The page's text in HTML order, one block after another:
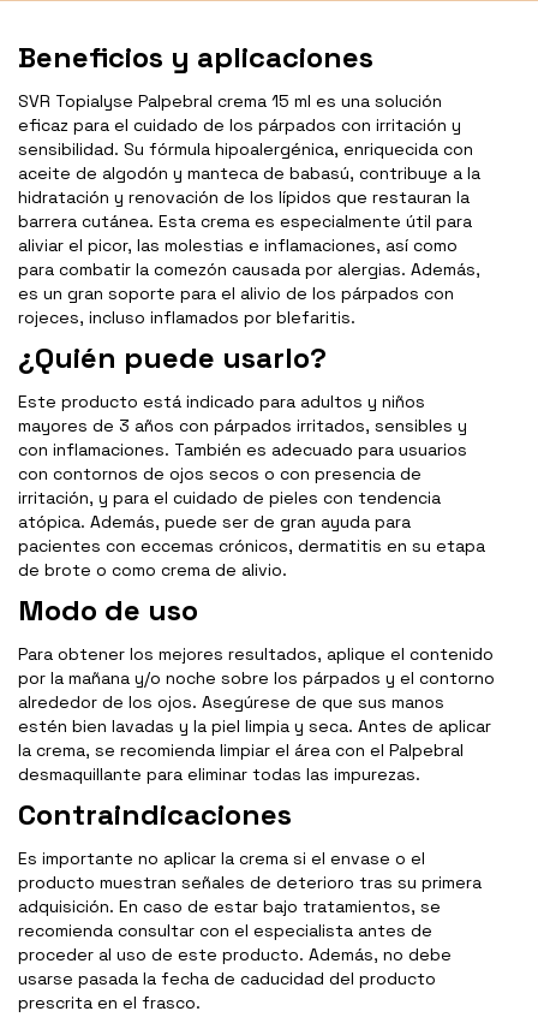
Beneficios y aplicaciones
SVR Topialyse Palpebral crema 15 ml es una solución
eficaz para el cuidado de los párpados con irritación y
sensibilidad. Su fórmula hipoalergénica, enriquecida con
aceite de algodón y manteca de babasú, contribuye a la
hidratación y renovación de los lípidos que restauran la
barrera cutánea. Esta crema es especialmente útil para
aliviar el picor, las molestias e inflamaciones, así como
para combatir la comezón causada por alergias. Además,
es un gran soporte para el alivio de los párpados con
rojeces, incluso inflamados por blefaritis.
¿Quién puede usarlo?
Este producto está indicado para adultos y niños
mayores de 3 años con párpados irritados, sensibles y
con inflamaciones. También es adecuado para usuarios
con contornos de ojos secos o con presencia de
irritación, y para el cuidado de pieles con tendencia
atópica. Además, puede ser de gran ayuda para
pacientes con eccemas crónicos, dermatitis en su etapa
de brote o como crema de alivio.
Modo de uso
Para obtener los mejores resultados, aplique el contenido
por la mañana y/o noche sobre los párpados y el contorno
alrededor de los ojos. Asegúrese de que sus manos
estén bien lavadas y la piel limpia y seca. Antes de aplicar
la crema, se recomienda limpiar el área con el Palpebral
desmaquillante para eliminar todas las impurezas.
Contraindicaciones
Es importante no aplicar la crema si el envase o el
producto muestran señales de deterioro tras su primera
adquisición. En caso de estar bajo tratamientos, se
recomienda consultar con el especialista antes de
proceder al uso de este producto. Además, no debe
usarse pasada la fecha de caducidad del producto
prescrita en el frasco.